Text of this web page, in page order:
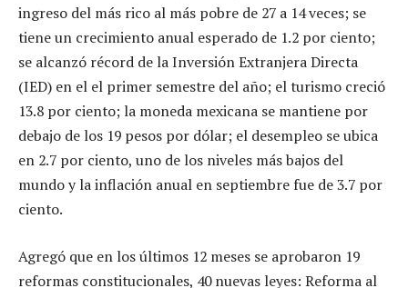
ingreso del más rico al más pobre de 27 a 14 veces; se
tiene un crecimiento anual esperado de 1.2 por ciento;
se alcanzó récord de la Inversión Extranjera Directa
(IED) en el el primer semestre del año; el turismo creció
13.8 por ciento; la moneda mexicana se mantiene por
debajo de los 19 pesos por dólar; el desempleo se ubica
en 2.7 por ciento, uno de los niveles más bajos del
mundo y la inflación anual en septiembre fue de 3.7 por
ciento.
Agregó que en los últimos 12 meses se aprobaron 19
reformas constitucionales, 40 nuevas leyes: Reforma al